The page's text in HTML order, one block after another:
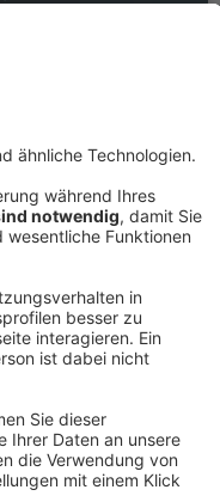
schnell klar,
künstliche
und in den